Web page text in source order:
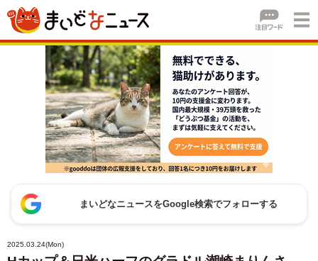
まいどなニュースをGoogle検索でフォローする
2025.03.24(Mon)